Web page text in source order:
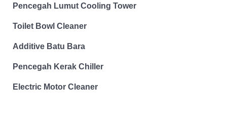
Pencegah Lumut Cooling Tower
Toilet Bowl Cleaner
Additive Batu Bara
Pencegah Kerak Chiller
Electric Motor Cleaner